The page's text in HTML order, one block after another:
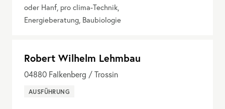
oder Hanf, pro clima-Technik,
Energieberatung, Baubiologie
Robert Wilhelm Lehmbau
04880 Falkenberg / Trossin
AUSFÜHRUNG